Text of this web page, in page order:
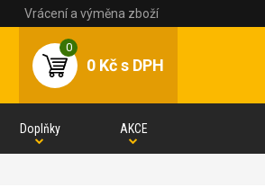
Vrácení a výměna zboží
0
0 Kčs DPH
Doplňky AKCE